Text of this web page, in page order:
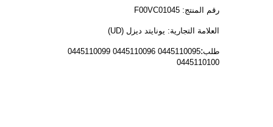
رقم المنتج: F00VC01045
العلامة التجارية: يونايتد ديزل (UD)
طلب:
0445110095 0445110096 0445110099
0445110100